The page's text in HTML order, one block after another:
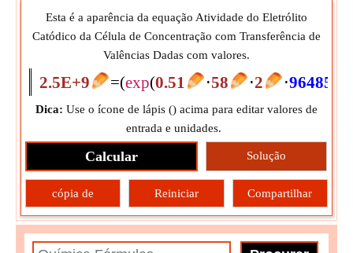
Esta é a aparência da equação Atividade do Eletrólito
Catódico da Célula de Concentração com Transferência de
Valências Dadas com valores.
2.5E+9 =(exp(0.51 ⋅58 ⋅2 ⋅
Dica: Use o ícone de lápis () acima para editar valores de
entrada e unidades.
Calcular Solução
cópia de Reiniciar Compartilhar